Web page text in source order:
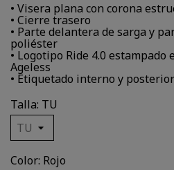
• Visera plana con corona
• Cierre trasero
• Parte delantera de sarga y
poliéster
• Logotipo Ride 4.0 estampado
Ageless
• Etiquetado interno y posterior
Talla: TU
Color: Rojo